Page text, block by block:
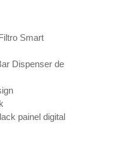
Smart
Dispenser de
painel digital